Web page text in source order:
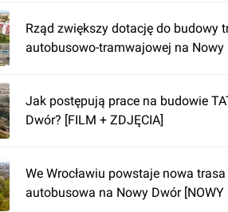
Rząd zwiększy dotację do budowy
autobusowo-tramwajowej na Nowy
Jak postępują prace na budowie
Dwór? [FILM + ZDJĘCIA]
We Wrocławiu powstaje nowa
autobusowa na Nowy Dwór [NOWY